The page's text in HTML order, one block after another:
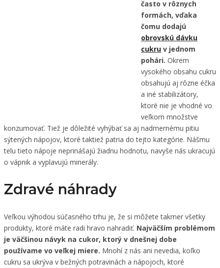
často v rôznych
formách, vďaka
čomu dodajú
obrovskú dávku
cukru v jednom
pohári. Okrem
vysokého obsahu cukru
obsahujú aj rôzne éčka
a iné stabilizátory,
ktoré nie je vhodné vo
veľkom množstve
konzumovať. Tiež je dôležité vyhýbať sa aj nadmernému pitiu
sýtených nápojov, ktoré taktiež patria do tejto kategórie. Nášmu
telu tieto nápoje neprinášajú žiadnu hodnotu, navyše nás ukracujú
o vápnik a vyplavujú minerály.
Zdravé náhrady
Veľkou výhodou súčasného trhu je, že si môžete takmer všetky
produkty, ktoré máte radi hravo nahradiť. Najväčším problémom
je väčšinou návyk na cukor, ktorý v dnešnej dobe
používame vo veľkej miere. Mnohí z nás ani nevedia, koľko
cukru sa ukrýva v bežných potravinách a nápojoch, ktoré